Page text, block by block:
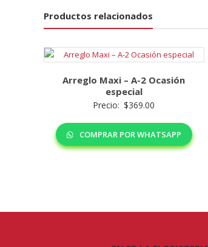
Productos relacionados
Arreglo Maxi – A-2 Ocasión
especial
Precio: $369.00
COMPRAR POR WHATSAPP